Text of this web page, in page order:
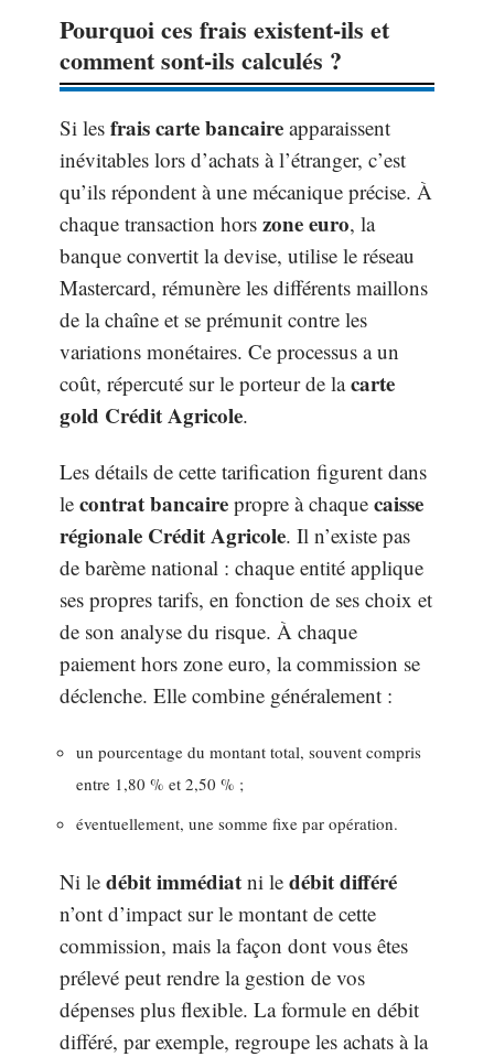
Pourquoi ces frais existent-ils et
comment sont-ils calculés ?
Si les frais carte bancaire apparaissent
inévitables lors d’achats à l’étranger, c’est
qu’ils répondent à une mécanique précise. À
chaque transaction hors zone euro, la
banque convertit la devise, utilise le réseau
Mastercard, rémunère les différents maillons
de la chaîne et se prémunit contre les
variations monétaires. Ce processus a un
coût, répercuté sur le porteur de lacarte
gold Crédit Agricole.
Les détails de cette tarification figurent dans
le contrat bancaire propre à chaque caisse
régionale Crédit Agricole. Il n’existe pas
de barème national : chaque entité applique
ses propres tarifs, en fonction de ses choix et
de son analyse du risque. À chaque
paiement hors zone euro, la commission se
déclenche. Elle combine généralement :
un pourcentage du montant total, souvent compris
entre 1,80 % et 2,50 % ;
éventuellement, une somme fixe par opération.
Ni le débit immédiat ni le débit différé
n’ont d’impact sur le montant de cette
commission, mais la façon dont vous êtes
prélevé peut rendre la gestion de vos
dépenses plus flexible. La formule en débit
différé, par exemple, regroupe les achats à la